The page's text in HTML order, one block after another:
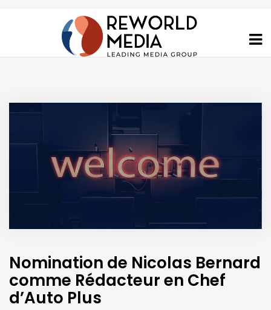
Nomination de Nicolas Bernard
comme Rédacteur en Chef
d’Auto Plus